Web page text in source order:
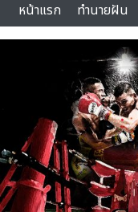
หน้าแรก
ทำนายฝัน
ไลฟ์สไตล์